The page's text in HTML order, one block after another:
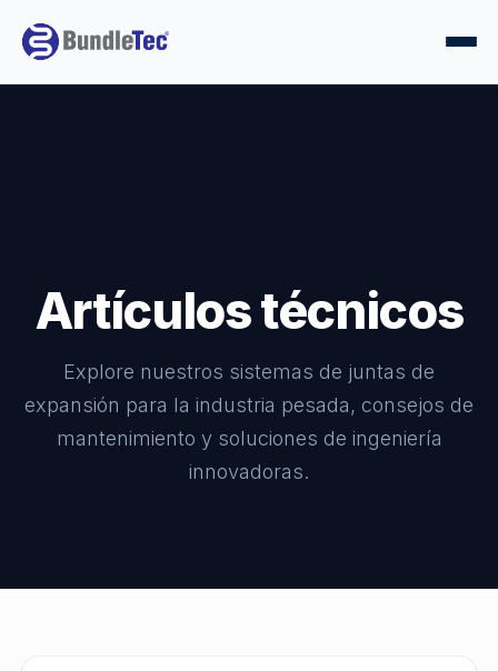
Artículos técnicos
Explore nuestros sistemas de juntas de
expansión para la industria pesada, consejos de
mantenimiento y soluciones de ingeniería
innovadoras.